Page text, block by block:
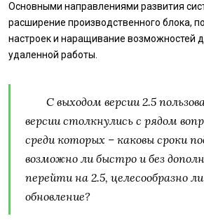
Основными направлениями развития
расширение производственного блока,
настроек и наращивание возможностей
удаленной работы.
С выходом версии 2.5
версии столкнулись с рядом
среди которых – каковы сроки
возможно ли быстро и без
перейти на 2.5, целесообразно
обновление?